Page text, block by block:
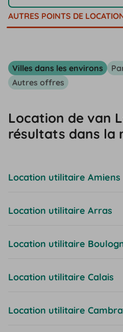
AUTRES POINTS DE
Villes dans les environs
Autres offres
Location de van
résultats dans la
Location utilitaire Amiens
Location utilitaire Arras
Location utilitaire
Location utilitaire Calais
Location utilitaire